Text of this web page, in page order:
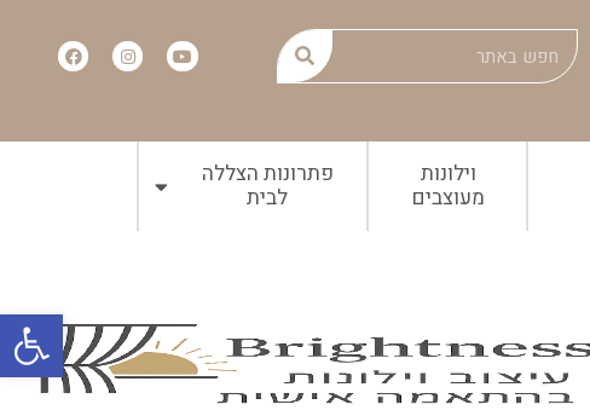
וילונות
מעוצבים
פתרונות הצללה
לבית